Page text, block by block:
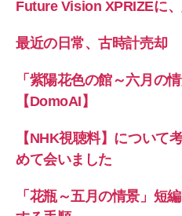
Future Vision XPRIZEに
最近の日常、古時計売却
「紫陽花色の館～六月の
【DomoAI】
【NHK視聴料】について
めて会いました
「花瓶～五月の情景」短